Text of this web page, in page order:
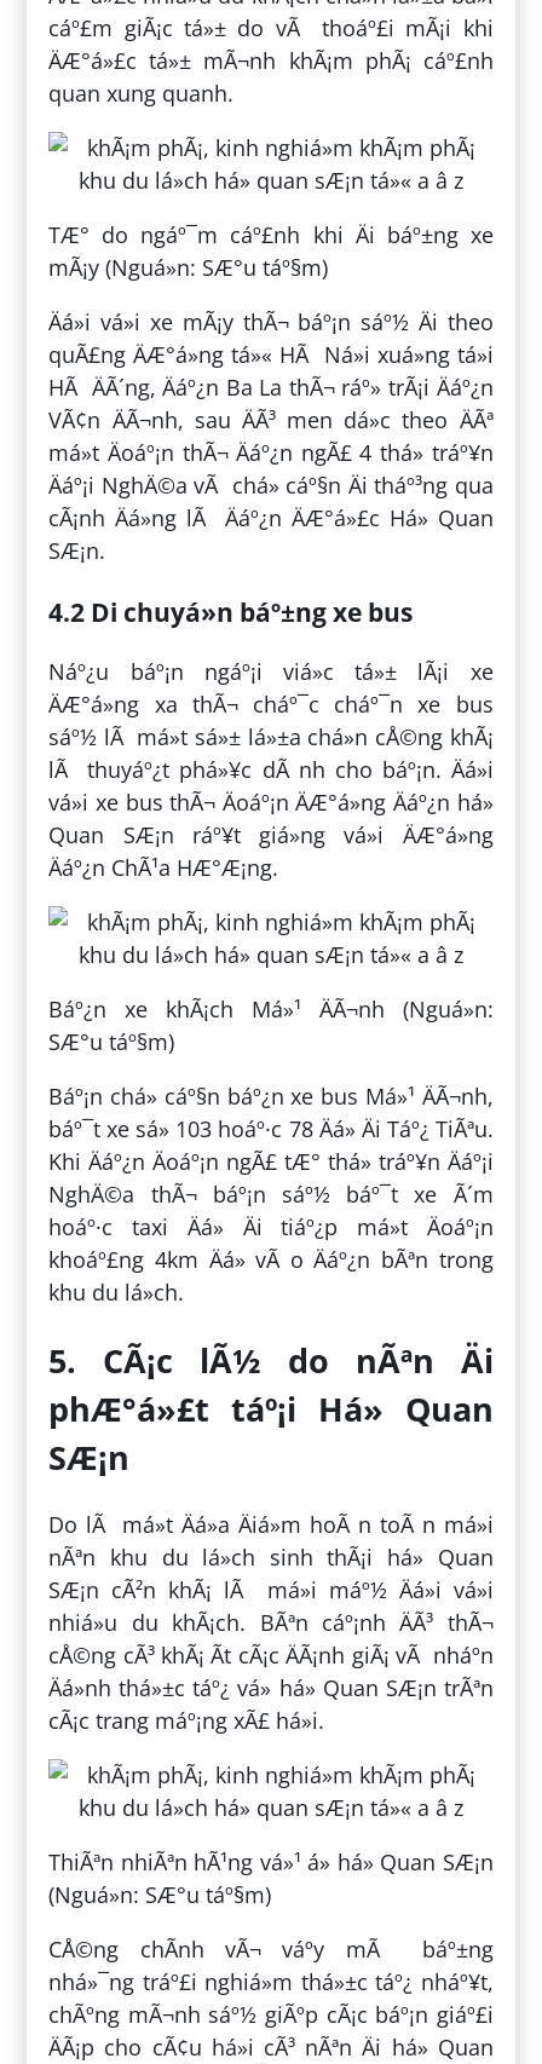
cáº£m giÃ¡c tá»± do vÃ thoáº£i mÃ¡i khi
ÄÆ°á»£c tá»± mÃ¬nh khÃ¡m phÃ¡ cáº£nh
quan xung quanh.
TÆ° do ngáº¯m cáº£nh khi Äi báº±ng xe
mÃ¡y (Nguá»n: SÆ°u táº§m)
Äá»i vá»i xe mÃ¡y thÃ¬ báº¡n sáº½ Äi theo
quÃ£ng ÄÆ°á»ng tá»« HÃ Ná»i xuá»ng tá»i
HÃ ÄÃ´ng, Äáº¿n Ba La thÃ¬ ráº» trÃ¡i Äáº¿n
VÃ¢n ÄÃ¬nh, sau ÄÃ³ men dá»c theo ÄÃª
má»t Äoáº¡n thÃ¬ Äáº¿n ngÃ£ 4 thá» tráº¥n
Äáº¡i NghÄ©a vÃ chá» cáº§n Äi tháº³ng qua
cÃ¡nh Äá»ng lÃ Äáº¿n ÄÆ°á»£c Há» Quan
SÆ¡n.
4.2 Di chuyá»n báº±ng xe bus
Náº¿u báº¡n ngáº¡i viá»c tá»± lÃ¡i xe
ÄÆ°á»ng xa thÃ¬ cháº¯c cháº¯n xe bus
sáº½ lÃ má»t sá»± lá»±a chá»n cÅ©ng khÃ¡
lÃ thuyáº¿t phá»¥c dÃ nh cho báº¡n. Äá»i
vá»i xe bus thÃ¬ Äoáº¡n ÄÆ°á»ng Äáº¿n há»
Quan SÆ¡n ráº¥t giá»ng vá»i ÄÆ°á»ng
Äáº¿n ChÃ¹a HÆ°Æ¡ng.
Báº¿n xe khÃ¡ch Má»¹ ÄÃ¬nh (Nguá»n:
SÆ°u táº§m)
Báº¡n chá» cáº§n báº¿n xe bus Má»¹ ÄÃ¬nh,
báº¯t xe sá» 103 hoáº·c 78 Äá» Äi Táº¿ TiÃªu.
Khi Äáº¿n Äoáº¡n ngÃ£ tÆ° thá» tráº¥n Äáº¡i
NghÄ©a thÃ¬ báº¡n sáº½ báº¯t xe Ã´m
hoáº·c taxi Äá» Äi tiáº¿p má»t Äoáº¡n
khoáº£ng 4km Äá» vÃ o Äáº¿n bÃªn trong
khu du lá»ch.
5. CÃ¡c lÃ½ do nÃªn Äi
phÆ°á»£t táº¡i Há» Quan
SÆ¡n
Do lÃ má»t Äá»a Äiá»m hoÃ n toÃ n má»i
nÃªn khu du lá»ch sinh thÃ¡i há» Quan
SÆ¡n cÃ²n khÃ¡ lÃ má»i máº½ Äá»i vá»i
nhiá»u du khÃ¡ch. BÃªn cáº¡nh ÄÃ³ thÃ¬
cÅ©ng cÃ³ khÃ¡ Ã­t cÃ¡c ÄÃ¡nh giÃ¡ vÃ nháº­n
Äá»nh thá»±c táº¿ vá» há» Quan SÆ¡n trÃªn
cÃ¡c trang máº¡ng xÃ£ há»i.
ThiÃªn nhiÃªn hÃ¹ng vá»¹ á» há» Quan SÆ¡n
(Nguá»n: SÆ°u táº§m)
CÅ©ng chÃ­nh vÃ¬ váº­y mÃ báº±ng
nhá»¯ng tráº£i nghiá»m thá»±c táº¿ nháº¥t,
chÃºng mÃ¬nh sáº½ giÃºp cÃ¡c báº¡n giáº£i
ÄÃ¡p cho cÃ¢u há»i cÃ³ nÃªn Äi há» Quan